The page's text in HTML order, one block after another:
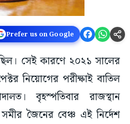
Prefer us on Google
সেই কারণে ২০২১ সালের
নিয়োগের পরীক্ষাই বাতিল
বৃহস্পতিবার রাজস্থান
সমীর জৈনের বেঞ্চ এই নির্দেশ